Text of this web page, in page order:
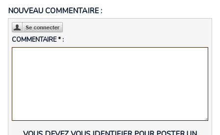
NOUVEAU COMMENTAIRE :
COMMENTAIRE * :